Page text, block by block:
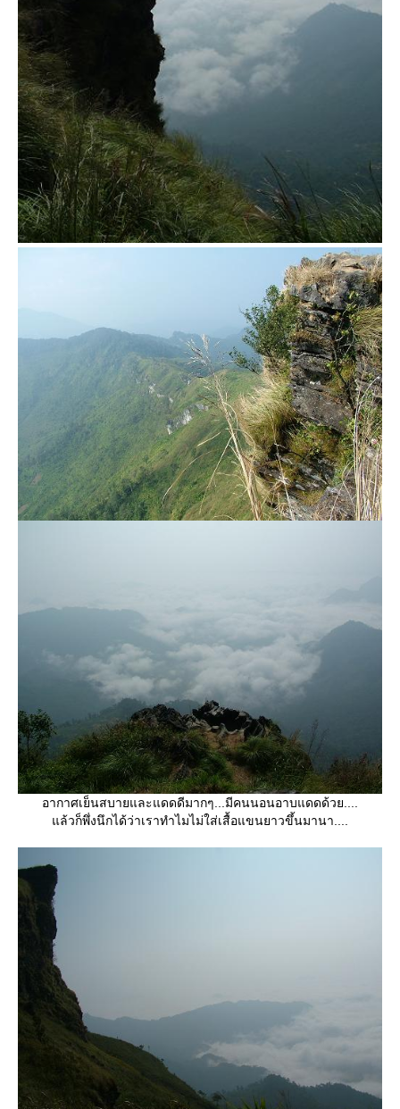
อากาศเย็นสบายและแดดดีมากๆ...มีคนนอนอาบแดดด้วย....
ล้วก็พึ่งนึกได้ว่าเราทำไมไม่ใส่เสื้อแขนยาวขึ้นมานา....